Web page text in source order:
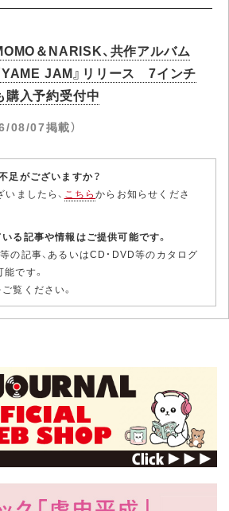
＆NARISK、共作アルバム
YAME JAM』リリース 7インチ
購入予約受付中
08/07掲載）
足がございますか？
ましたら、 こちらからお知らせくださ
る記事や情報はご提供可能です。
の記事、あるいはCD・DVD等のカタログ
です。
覧ください。